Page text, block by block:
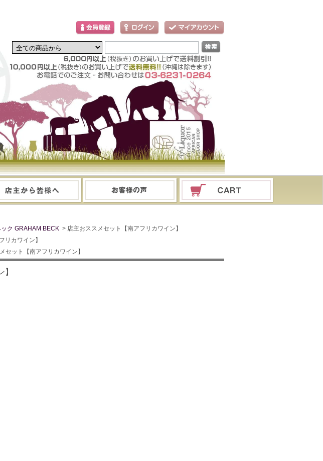
ク GRAHAM BECK > 店主おススメセット【南アフリカワイン】
リカワイン】
セット【南アフリカワイン】